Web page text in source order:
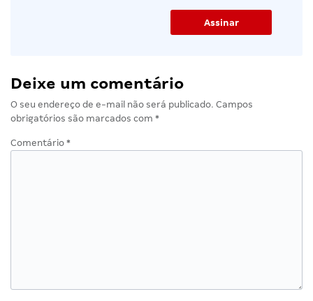
Deixe um comentário
O seu endereço de e-mail não será publicado. Campos
obrigatórios são marcados com *
Comentário *